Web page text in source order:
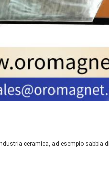
ceramica, ad esempio